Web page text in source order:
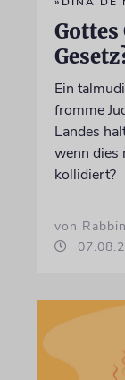
Gottes
Ein
fromme
Landes
wenn dies
kollidiert?
von